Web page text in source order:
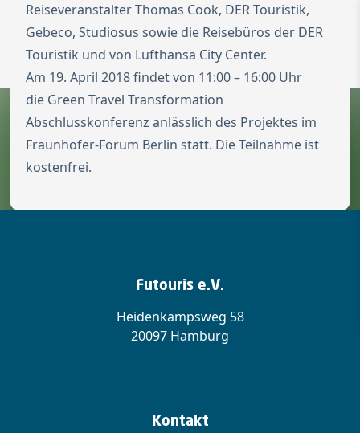
Zur Startseite
Switch to
Reiseveranstalter Thomas Cook, DER Touristik,
Gebeco, Studiosus sowie die Reisebüros der DER
Touristik und von Lufthansa City Center.
Am 19. April 2018 findet von 11:00 – 16:00 Uhr
die Green Travel Transformation
Abschlusskonferenz anlässlich des Projektes im
Fraunhofer-Forum Berlin statt. Die Teilnahme ist
kostenfrei.
Futouris e.V.
Heidenkampsweg 58
20097 Hamburg
Kontakt